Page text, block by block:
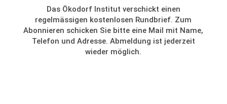
Das Ökodorf Institut verschickt einen
regelmässigen kostenlosen Rundbrief. Zum
Abonnieren schicken Sie bitte eine Mail mit Name,
Telefon und Adresse. Abmeldung ist jederzeit
wieder möglich.